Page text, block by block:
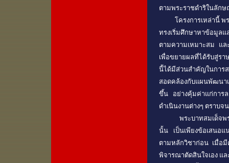
ตามพระราชดำริในลักษ
โครงการเหล่านี้ พระ
ทรงเริ่มศึกษาหาข้อมูล
ตามความเหมาะสม แ
เพื่อขยายผลที่ได้รับสู่รา
นี้ได้มีส่วนสำคัญในการ
สอดคล้องกับแผนพัฒนา
ขึ้น อย่างคุ้มค่าแก่การล
ดำเนินงานต่างๆ ตราบจ
พระบาทสมเด็จพระเ
นั้น เป็นเพียงข้อเสนอแ
ตามหลักวิชาก่อน เมื่อมี
พิจารณาตัดสินใจเอง แ